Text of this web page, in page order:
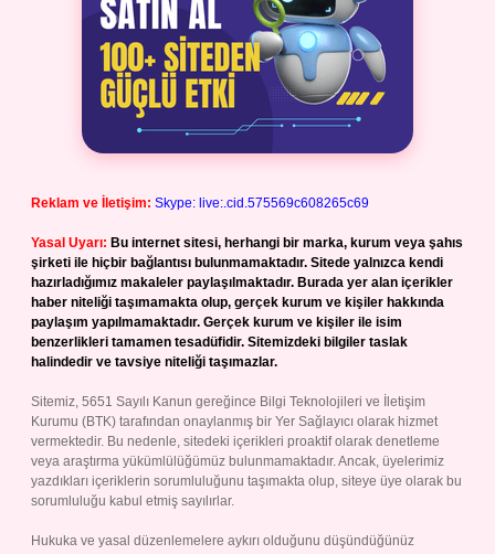
Reklam ve İletişim: Skype: live:.cid.575569c608265c69
Yasal Uyarı: Bu internet sitesi, herhangi bir marka, kurum veya şahıs
şirketi ile hiçbir bağlantısı bulunmamaktadır. Sitede yalnızca kendi
hazırladığımız makaleler paylaşılmaktadır. Burada yer alan içerikler
haber niteliği taşımamakta olup, gerçek kurum ve kişiler hakkında
paylaşım yapılmamaktadır. Gerçek kurum ve kişiler ile isim
benzerlikleri tamamen tesadüfidir. Sitemizdeki bilgiler taslak
halindedir ve tavsiye niteliği taşımazlar.
Sitemiz, 5651 Sayılı Kanun gereğince Bilgi Teknolojileri ve İletişim
Kurumu (BTK) tarafından onaylanmış bir Yer Sağlayıcı olarak hizmet
vermektedir. Bu nedenle, sitedeki içerikleri proaktif olarak denetleme
veya araştırma yükümlülüğümüz bulunmamaktadır. Ancak, üyelerimiz
yazdıkları içeriklerin sorumluluğunu taşımakta olup, siteye üye olarak bu
sorumluluğu kabul etmiş sayılırlar.
Hukuka ve yasal düzenlemelere aykırı olduğunu düşündüğünüz